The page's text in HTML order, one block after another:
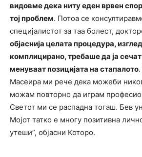
видовме дека ниту еден врвен
тој проблем. Потоа се
специјалистот за таа болест,
објаснија целата процедура,
комплицирано, требаше да ја сечат
менуваат позицијата на стапалото
Масеира ми рече дека можеби
можам повторно да играм
Светот ми се распадна тогаш. Бев
Мојот татко е многу позитивна
утеши”, објасни Которо.